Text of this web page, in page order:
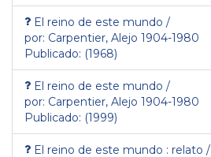
El reino de este mundo /
por: Carpentier, Alejo 1904-1980
Publicado: (1968)
El reino de este mundo /
por: Carpentier, Alejo 1904-1980
Publicado: (1999)
El reino de este mundo : relato /